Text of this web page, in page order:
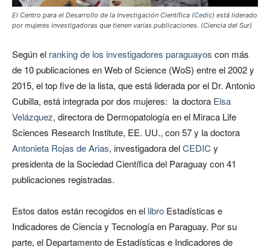
El Centro para el Desarrollo de la Investigación Científica (Cedic) está liderado
por mujeres investigadoras que tienen varias publicaciones. (Ciencia del Sur)
Según el ranking de los investigadores paraguayos con más
de 10 publicaciones en Web of Science (WoS) entre el 2002 y
2015, el top five de la lista, que está liderada por el Dr. Antonio
Cubilla, está integrada por dos mujeres: la doctora Elsa
Velázquez, directora de Dermopatología en el Miraca Life
Sciences Research Institute, EE. UU., con 57 y la doctora
Antonieta Rojas de Arias, investigadora delCEDIC y
presidenta de la Sociedad Científica del Paraguay con 41
publicaciones registradas.
Estos datos están recogidos en el libro Estadísticas e
Indicadores de Ciencia y Tecnología en Paraguay. Por su
parte, el Departamento de Estadísticas e Indicadores de